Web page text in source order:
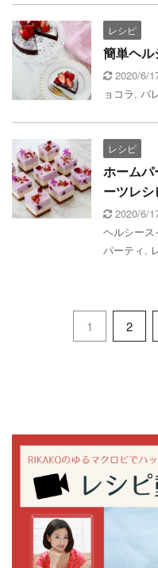
レシピ
簡単ヘル
2020/6/
ョコラ, バ
レシピ
ホームパ
ーツレシ
2020/6/
ヘルシース
パーティ,
1 2